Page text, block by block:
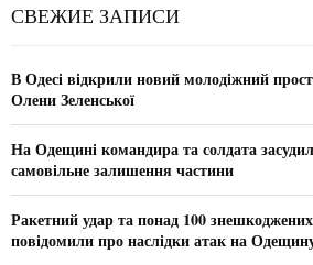
h
o
r
СВЕЖИЕ ЗАПИСИ
В Одесі відкрили новий молодіжний
Олени Зеленської
На Одещині командира та солдата
самовільне залишення частини
Ракетний удар та понад 100
повідомили про наслідки атак на